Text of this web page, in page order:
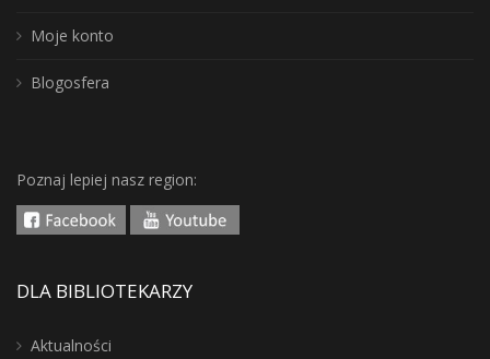
Moje konto
Blogosfera
Poznaj lepiej nasz region:
DLA BIBLIOTEKARZY
Aktualności